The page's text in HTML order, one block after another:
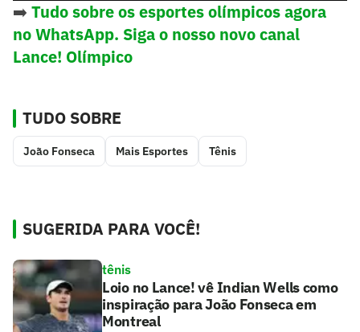
➡️ Tudo sobre os esportes olímpicos agora
no WhatsApp. Siga o nosso novo canal
Lance! Olímpico
TUDO SOBRE
João Fonseca Mais Esportes Tênis
SUGERIDA PARA VOCÊ!
tênis
Loio no Lance! vê Indian Wells como
inspiração para João Fonseca em
Montreal